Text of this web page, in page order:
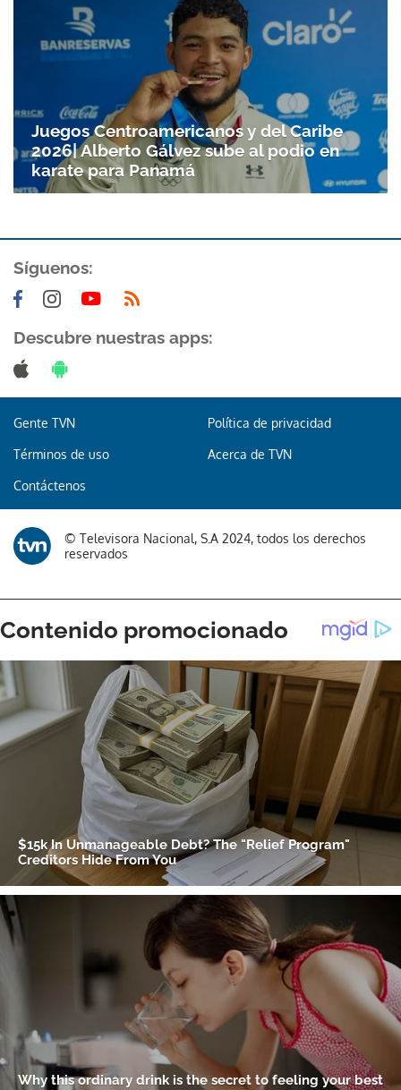
Gracias por suscribirte a nuestro boletín.
ACEPTAR
Juegos Centroamericanos y del Caribe
2026| Alberto Gálvez sube al podio en
karate para Panamá
Síguenos:
Descubre nuestras apps:
Gente TVN Política de privacidad
Términos de uso Acerca de TVN
Contáctenos
© Televisora Nacional, S.A 2024, todos los derechos
reservados